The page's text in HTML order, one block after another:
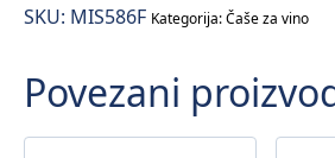
količina
SKU: MIS586F Kategorija:Čaše za vino
Povezani